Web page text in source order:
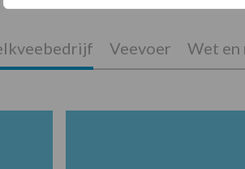
Veevoer Wet en